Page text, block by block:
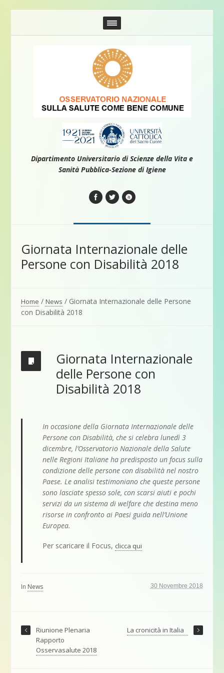
Dipartimento Universitario di Scienze della Vita e
Sanità Pubblica-Sezione di Igiene
Giornata Internazionale delle
Persone con Disabilità 2018
Home /News / Giornata Internazionale delle Persone
con Disabilità 2018
Giornata Internazionale
delle Persone con
Disabilità 2018
In occasione della Giornata Internazionale delle
Persone con Disabilità, che si celebra lunedì 3
dicembre, l’Osservatorio Nazionale della Salute
nelle Regioni Italiane ha predisposto un focus sulla
condizione delle persone con disabilità nel nostro
Paese. Le analisi testimoniano che queste persone
sono lasciate spesso sole, con scarsi aiuti e pochi
servizi da un sistema di welfare che destina meno
risorse in confronto ai Paesi guida nell’Unione
Europea.
Per scaricare il Focus, clicca qui
In News 30 Novembre 2018
La cronicità in Italia
Riunione Plenaria
Rapporto
Osservasalute 2018